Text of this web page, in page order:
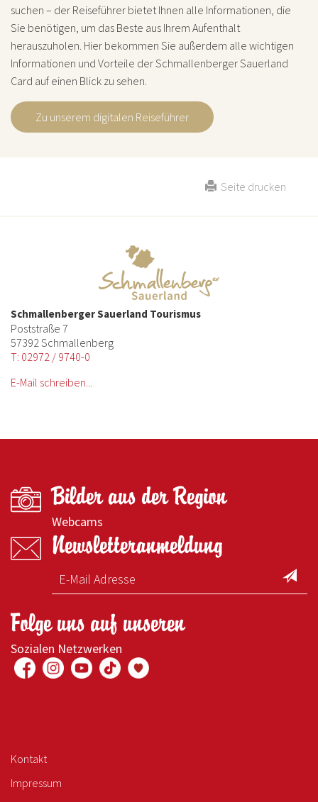
suchen – der Reiseführer bietet Ihnen alle Informationen, die
Sie benötigen, um das Beste aus Ihrem Aufenthalt
herauszuholen. Hier bekommen Sie außerdem alle wichtigen
Informationen und Vorteile der Schmallenberger Sauerland
Card auf einen Blick zu sehen.
Zu unserem digitalen Reiseführer
Seite drucken
Schmallenberger Sauerland Tourismus
Poststraße 7
57392 Schmallenberg
T: 02972 / 9740-0
E-Mail schreiben...
Bilder aus der Region
Webcams
Newsletteranmeldung
Folge uns auf unseren
Sozialen Netzwerken
Kontakt
Impressum